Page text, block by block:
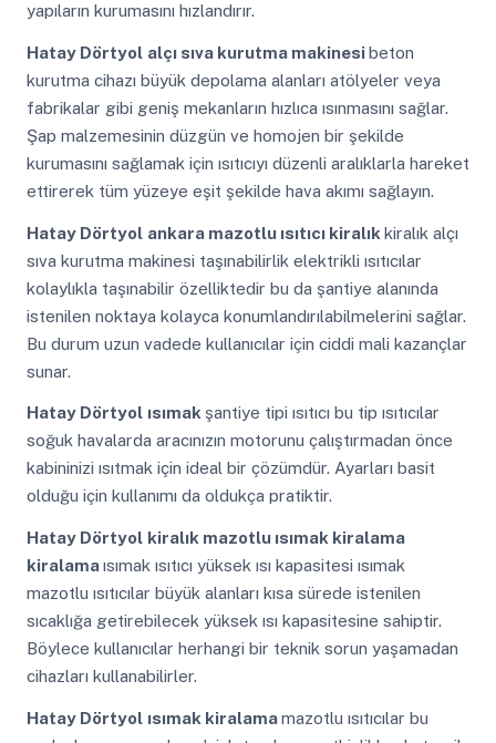
yapıların kurumasını hızlandırır.
Hatay Dörtyol alçı sıva kurutma makinesibeton
kurutma cihazı büyük depolama alanları atölyeler veya
fabrikalar gibi geniş mekanların hızlıca ısınmasını sağlar.
Şap malzemesinin düzgün ve homojen bir şekilde
kurumasını sağlamak için ısıtıcıyı düzenli aralıklarla hareket
ettirerek tüm yüzeye eşit şekilde hava akımı sağlayın.
Hatay Dörtyol ankara mazotlu ısıtıcı kiralık kiralık alçı
sıva kurutma makinesi taşınabilirlik elektrikli ısıtıcılar
kolaylıkla taşınabilir özelliktedir bu da şantiye alanında
istenilen noktaya kolayca konumlandırılabilmelerini sağlar.
Bu durum uzun vadede kullanıcılar için ciddi mali kazançlar
sunar.
Hatay Dörtyol ısımak şantiye tipi ısıtıcı bu tip ısıtıcılar
soğuk havalarda aracınızın motorunu çalıştırmadan önce
kabininizi ısıtmak için ideal bir çözümdür. Ayarları basit
olduğu için kullanımı da oldukça pratiktir.
Hatay Dörtyol kiralık mazotlu ısımak kiralama
kiralamaısımak ısıtıcı yüksek ısı kapasitesi ısımak
mazotlu ısıtıcılar büyük alanları kısa sürede istenilen
sıcaklığa getirebilecek yüksek ısı kapasitesine sahiptir.
Böylece kullanıcılar herhangi bir teknik sorun yaşamadan
cihazları kullanabilirler.
Hatay Dörtyol ısımak kiralamamazotlu ısıtıcılar bu